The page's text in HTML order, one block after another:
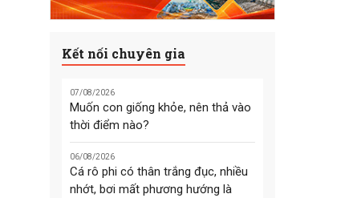
Kết nối chuyên gia
07/08/2026
Muốn con giống khỏe, nên thả vào
thời điểm nào?
06/08/2026
Cá rô phi có thân trắng đục, nhiều
nhớt, bơi mất phương hướng là